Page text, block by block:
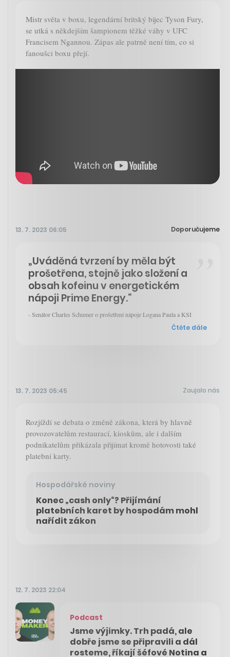
Mistr světa v boxu, legendární britský bijec Tyson Fury,
se utká s někdejším šampionem těžké váhy v UFC
Francisem Ngannou. Zápas ale patrně není tím, co si
fanoušci boxu přejí.
13. 7. 2023 06:05 Doporučujeme
„Uváděná tvrzení by měla být
prošetřena, stejně jako složení a
obsah kofeinu v energetickém
nápoji Prime Energy.“
- Senátor Charles Schumer o prošetření nápoje Logana Paula a KSI
Čtěte dále
13. 7. 2023 05:45 Zaujalo nás
Rozjíždí se debata o změně zákona, která by hlavně
provozovatelům restaurací, kioskům, ale i dalším
podnikatelům přikázala přijímat kromě hotovosti také
platební karty.
Hospodářské noviny
Konec „cash only“? Přijímání
platebních karet by hospodám mohl
nařídit zákon
12. 7. 2023 22:04
Podcast
Jsme výjimky. Trh padá, ale
dobře jsme se připravili a dál
rosteme, říkají šéfové Notina a